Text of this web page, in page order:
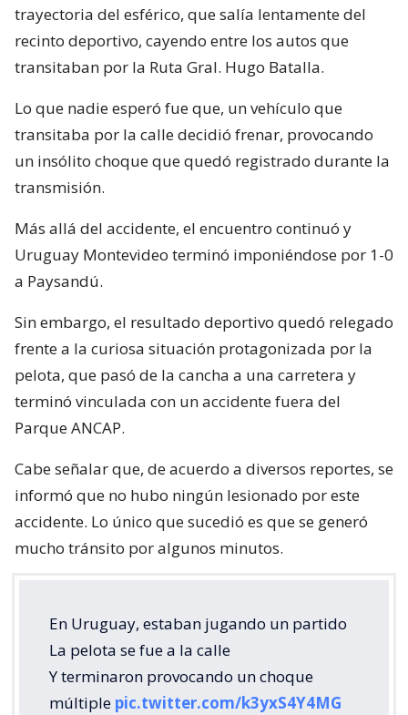
trayectoria del esférico, que salía lentamente del
recinto deportivo, cayendo entre los autos que
transitaban por la Ruta Gral. Hugo Batalla.
Lo que nadie esperó fue que, un vehículo que
transitaba por la calle decidió frenar, provocando
un insólito choque que quedó registrado durante la
transmisión.
Más allá del accidente, el encuentro continuó y
Uruguay Montevideo terminó imponiéndose por 1-0
a Paysandú.
Sin embargo, el resultado deportivo quedó relegado
frente a la curiosa situación protagonizada por la
pelota, que pasó de la cancha a una carretera y
terminó vinculada con un accidente fuera del
Parque ANCAP.
Cabe señalar que, de acuerdo a diversos reportes, se
informó que no hubo ningún lesionado por este
accidente. Lo único que sucedió es que se generó
mucho tránsito por algunos minutos.
En Uruguay, estaban jugando un partido
La pelota se fue a la calle
Y terminaron provocando un choque
múltiple pic.twitter.com/k3yxS4Y4MG